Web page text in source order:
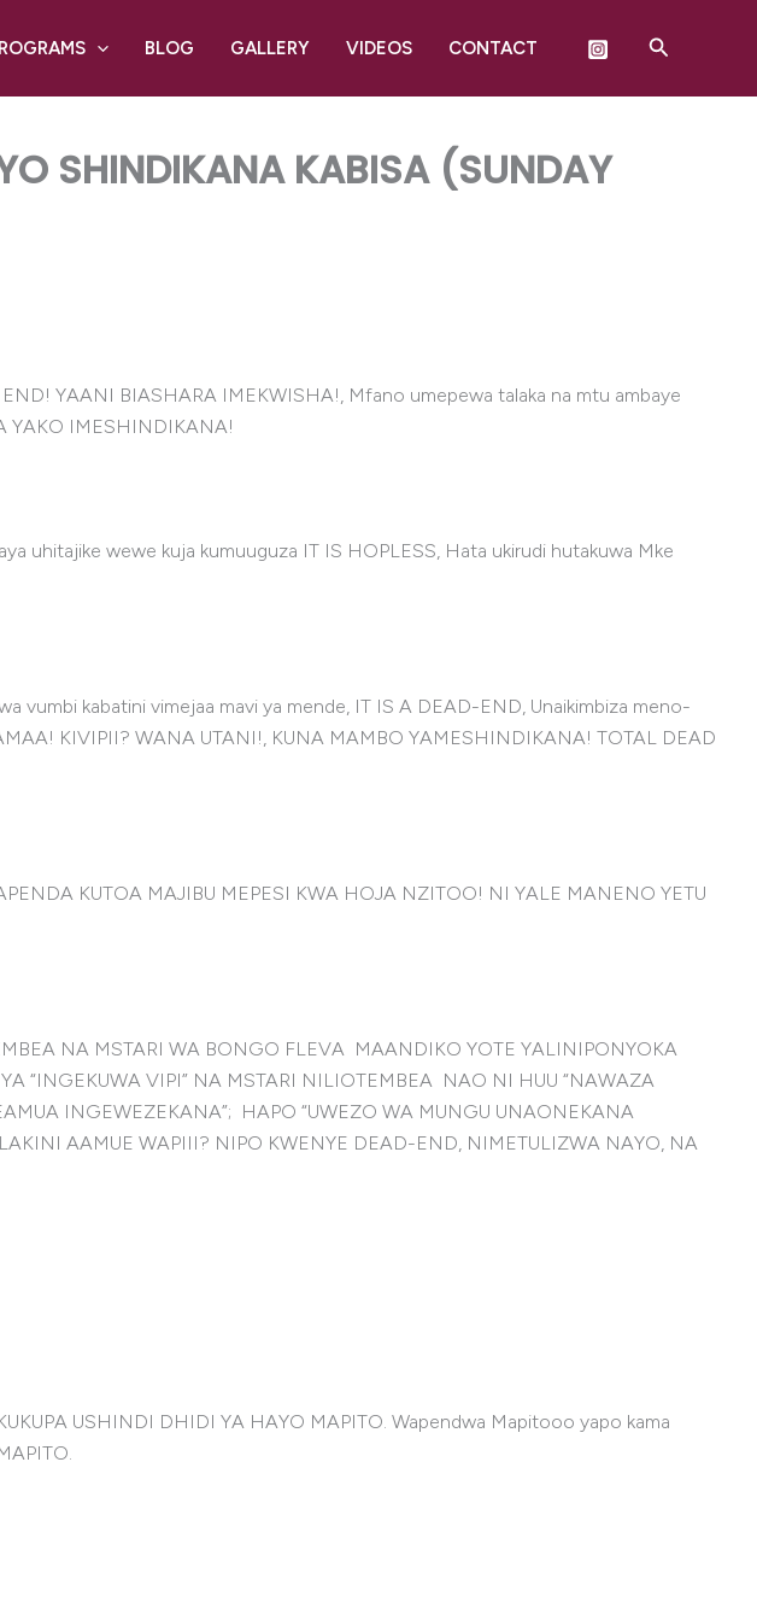
BLOG GALLERY VIDEOS CONTACT Search
SHINDIKANA KABISA (SUNDAY
YAANI BIASHARA IMEKWISHA!, Mfano umepewa talaka na mtu ambaye
YAKO IMESHINDIKANA!
uhitajike wewe kuja kumuuguza IT IS HOPLESS, Hata ukirudi hutakuwa Mke
kabatini vimejaa mavi ya mende, IT IS A DEAD-END, Unaikimbiza meno-
KIVIPII? WANA UTANI!, KUNA MAMBO YAMESHINDIKANA! TOTAL DEAD
KUTOA MAJIBU MEPESI KWA HOJA NZITOO! NI YALE MANENO YETU
NA MSTARI WA BONGO FLEVA MAANDIKO YOTE YALINIPONYOKA
“INGEKUWA VIPI” NA MSTARI NILIOTEMBEA NAO NI HUU “NAWAZA
INGEWEZEKANA”; HAPO “UWEZO WA MUNGU UNAONEKANA
AAMUE WAPIII? NIPO KWENYE DEAD-END, NIMETULIZWA NAYO, NA
USHINDI DHIDI YA HAYO MAPITO. Wapendwa Mapitooo yapo kama